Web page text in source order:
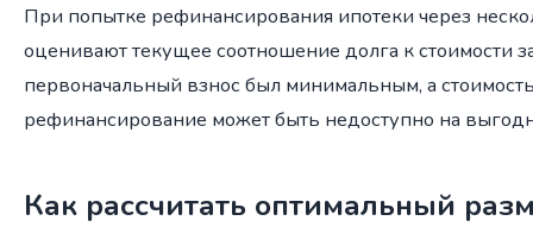
При попытке рефинансирования ипотеки через
оценивают текущее соотношение долга к стоимости
первоначальный взнос был минимальным, а
рефинансирование может быть недоступно на
Как рассчитать оптимальный